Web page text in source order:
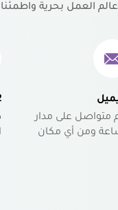
العمل بحرية
متواصل على مدار
ومن أي مكان
2